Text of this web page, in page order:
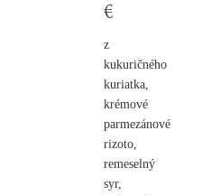
€
z
kukuričného
kuriatka,
krémové
parmezánové
rizoto,
remeselný
syr,